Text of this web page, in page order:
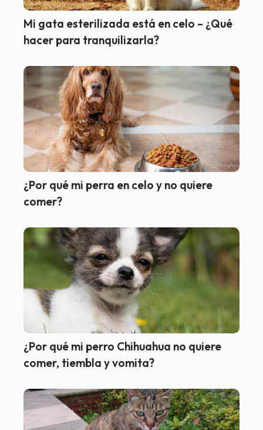
Mi gata esterilizada está en celo – ¿Qué
hacer para tranquilizarla?
¿Por qué mi perra en celo y no quiere
comer?
¿Por qué mi perro Chihuahua no quiere
comer, tiembla y vomita?